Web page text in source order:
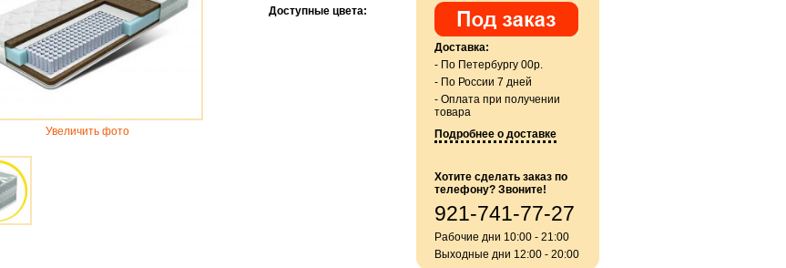
Увеличить фото
Доступные цвета:
Доставка:
- По Петербургу 00р.
- По России 7 дней
- Оплата при получении
товара
Подробнее о доставке
Хотите сделать заказ по
телефону? Звоните!
921-741-77-27
Рабочие дни 10:00 - 21:00
Выходные дни 12:00 - 20:00